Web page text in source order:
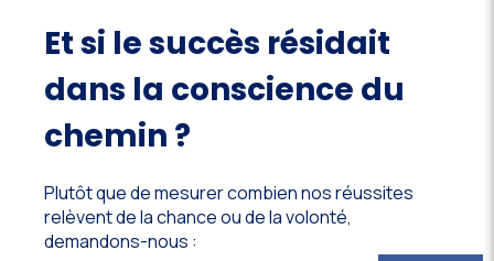
Et si le succès résidait
dans la conscience du
chemin ?
Plutôt que de mesurer combien nos réussites
relèvent de la chance ou de la volonté,
demandons-nous :